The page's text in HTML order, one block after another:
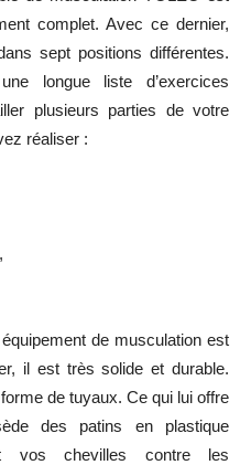
complet. Avec ce dernier,
sept positions différentes.
longue liste d’exercices
plusieurs parties de votre
réaliser :
de musculation est
il est très solide et durable.
de tuyaux. Ce qui lui offre
des patins en plastique
vos chevilles contre les